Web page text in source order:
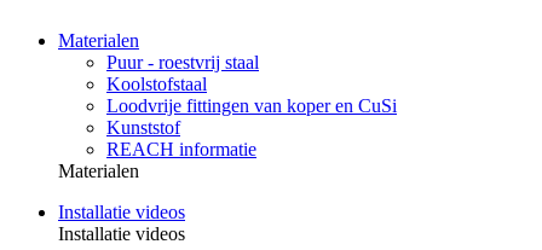
Materialen
Puur - roestvrij staal
Koolstofstaal
Loodvrije fittingen van koper en CuSi
Kunststof
REACH informatie
Materialen
Installatie videos
Installatie videos